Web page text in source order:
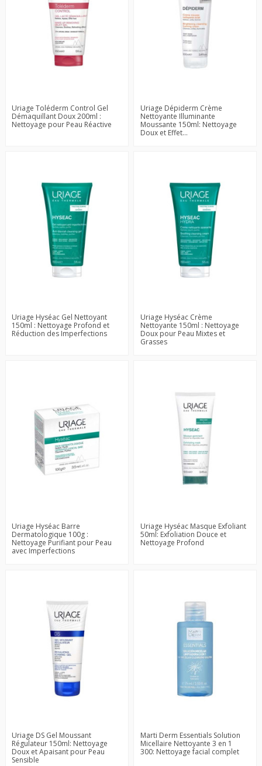
Uriage Toléderm Control Gel
Démaquillant Doux 200ml :
Nettoyage pour Peau Réactive
Uriage Dépiderm Crème
Nettoyante Illuminante
Moussante 150ml: Nettoyage
Doux et Effet...
Uriage Hyséac Gel Nettoyant
150ml : Nettoyage Profond et
Réduction des Imperfections
Uriage Hyséac Crème
Nettoyante 150ml : Nettoyage
Doux pour Peau Mixtes et
Grasses
Uriage Hyséac Barre
Dermatologique 100g :
Nettoyage Purifiant pour Peau
avec Imperfections
Uriage Hyséac Masque Exfoliant
50ml: Exfoliation Douce et
Nettoyage Profond
Uriage DS Gel Moussant
Régulateur 150ml: Nettoyage
Doux et Apaisant pour Peau
Sensible
Marti Derm Essentials Solution
Micellaire Nettoyante 3 en 1
300: Nettoyage facial complet